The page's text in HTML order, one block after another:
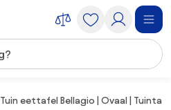
Tuin eettafel Bellagio | Ovaal |